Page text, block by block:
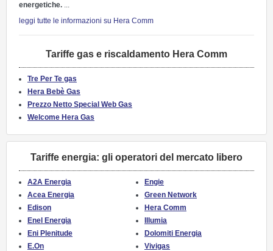
energetiche. ...
leggi tutte le informazioni su Hera Comm
Tariffe gas e riscaldamento Hera Comm
Tre Per Te gas
Hera Bebè Gas
Prezzo Netto Special Web Gas
Welcome Hera Gas
Tariffe energia: gli operatori del mercato libero
A2A Energia
Acea Energia
Edison
Enel Energia
Eni Plenitude
E.On
Engie
Green Network
Hera Comm
Illumia
Dolomiti Energia
Vivigas